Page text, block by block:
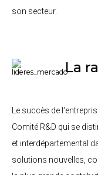
son secteur.
La
Le succès de
Comité R&D qui se
et interdépartemental
solutions nouvelles,